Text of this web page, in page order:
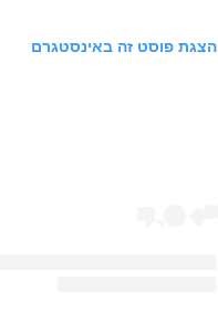
הצגת פוסט זה באינסטגרם